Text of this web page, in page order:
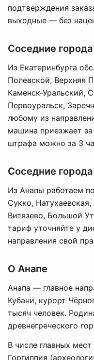
подтверждения
выходные — без
Соседние
Из Екатеринбурга
Полевской, Верхняя
Каменск-Уральский,
Первоуральск,
любому из
машина приезжает
штрафа можно за 3
Соседние
Из Анапы работаем
Сукко,
Витязево, Большой
тариф уточняйте у
направления свой
О Анапе
Анапа — главное
Кубани, курорт
тысяч человек.
древнегреческого
В числе главных
Горгиппия